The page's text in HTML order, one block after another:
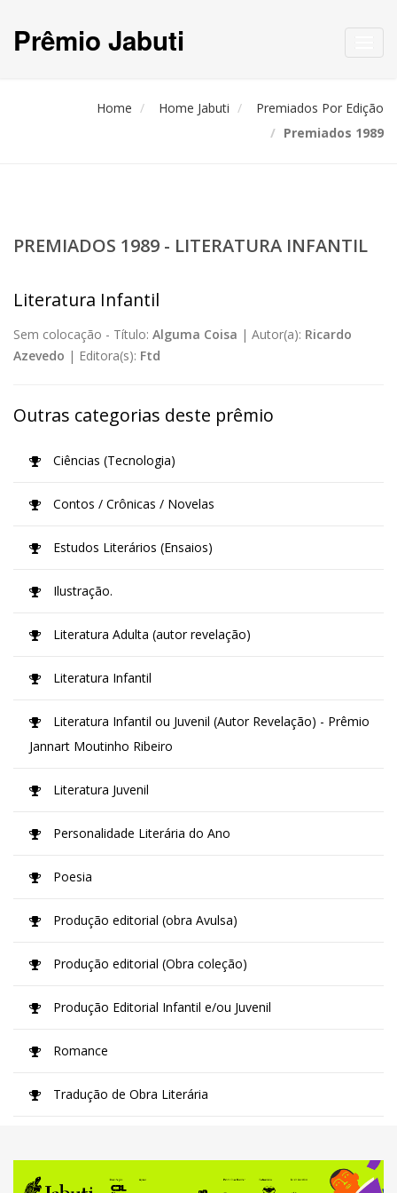
Prêmio Jabuti
Home Home Jabuti
Premiados Por Edição
Premiados 1989
PREMIADOS 1989 - LITERATURA INFANTIL
Literatura Infantil
Sem colocação - Título: Alguma Coisa | Autor(a): Ricardo
Azevedo | Editora(s): Ftd
Outras categorias deste prêmio
Ciências (Tecnologia)
Contos / Crônicas / Novelas
Estudos Literários (Ensaios)
Ilustração.
Literatura Adulta (autor revelação)
Literatura Infantil
Literatura Infantil ou Juvenil (Autor Revelação) - Prêmio
Jannart Moutinho Ribeiro
Literatura Juvenil
Personalidade Literária do Ano
Poesia
Produção editorial (obra Avulsa)
Produção editorial (Obra coleção)
Produção Editorial Infantil e/ou Juvenil
Romance
Tradução de Obra Literária